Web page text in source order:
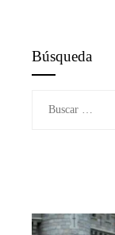
Búsqueda